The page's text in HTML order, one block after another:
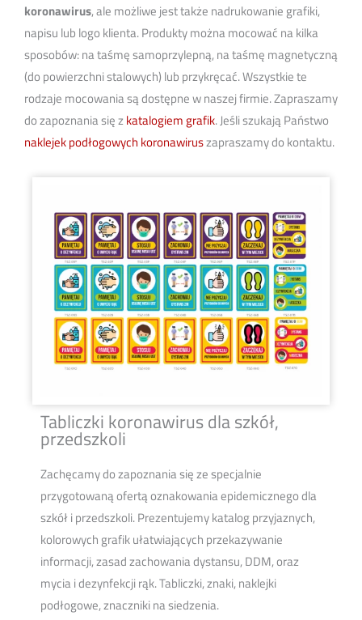
koronawirus, ale możliwe jest także nadrukowanie grafiki,
napisu lub logo klienta. Produkty można mocować na kilka
sposobów: na taśmę samoprzylepną, na taśmę magnetyczną
(do powierzchni stalowych) lub przykręcać. Wszystkie te
rodzaje mocowania są dostępne w naszej firmie. Zapraszamy
do zapoznania się zkatalogiem grafik. Jeśli szukają Państwo
naklejek podłogowych koronawiruszapraszamy do kontaktu.
Tabliczki koronawirus dla szkół,
przedszkoli
Zachęcamy do zapoznania się ze specjalnie
przygotowaną ofertą oznakowania epidemicznego dla
szkół i przedszkoli. Prezentujemy katalog przyjaznych,
kolorowych grafik ułatwiających przekazywanie
informacji, zasad zachowania dystansu, DDM, oraz
mycia i dezynfekcji rąk. Tabliczki, znaki, naklejki
podłogowe, znaczniki na siedzenia.